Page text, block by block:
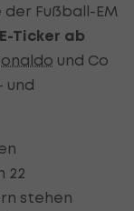
Fußball-EM
Ticker ab
und Co
und
22
stehen